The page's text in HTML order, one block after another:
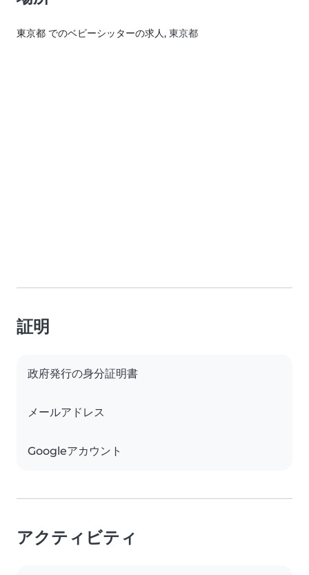
東京都 でのベビーシッターの求人, 東京都
証明
政府発行の身分証明書
メールアドレス
Googleアカウント
アクティビティ